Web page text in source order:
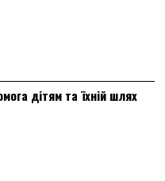
дітям та їхній шлях